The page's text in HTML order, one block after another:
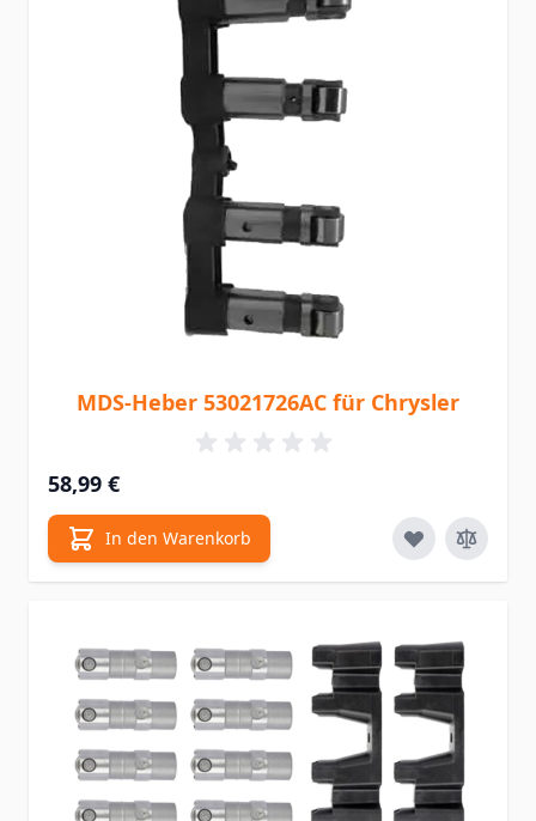
MDS-Heber 53021726AC für Chrysler
58,99 €
In den Warenkorb